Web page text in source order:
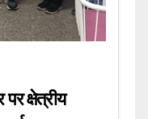
क्षेत्रीय